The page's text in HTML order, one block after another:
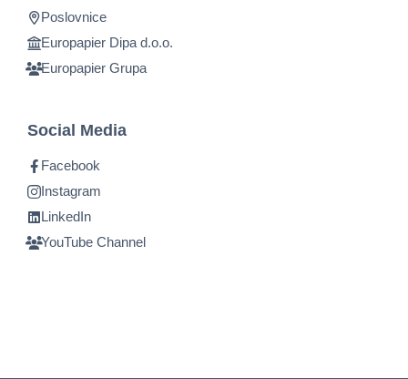
Poslovnice
Europapier Dipa d.o.o.
Europapier Grupa
Social Media
Facebook
Instagram
LinkedIn
YouTube Channel